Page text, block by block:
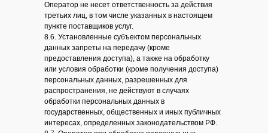
Оператор не несет ответственность за действия
третьих лиц, в том числе указанных в настоящем
пункте поставщиков услуг.
8.6. Установленные субъектом персональных
данных запреты на передачу (кроме
предоставления доступа), а также на обработку
или условия обработки (кроме получения доступа)
персональных данных, разрешенных для
распространения, не действуют в случаях
обработки персональных данных в
государственных, общественных и иных публичных
интересах, определенных законодательством РФ.